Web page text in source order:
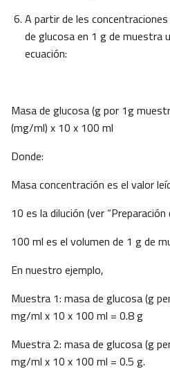
A partir de les
de glucosa en 1 g de muestra
ecuación:
Masa de glucosa (g por 1g
(mg/ml) x 10 x 100 ml
Donde:
Masa concentración es el valor
10 es la dilución (ver “Preparación
100 ml es el volumen de 1 g de
En nuestro ejemplo,
Muestra 1: masa de glucosa (g
mg/ml x 10 x 100 ml = 0.8 g
Muestra 2: masa de glucosa (g
mg/ml x 10 x 100 ml = 0.5 g.